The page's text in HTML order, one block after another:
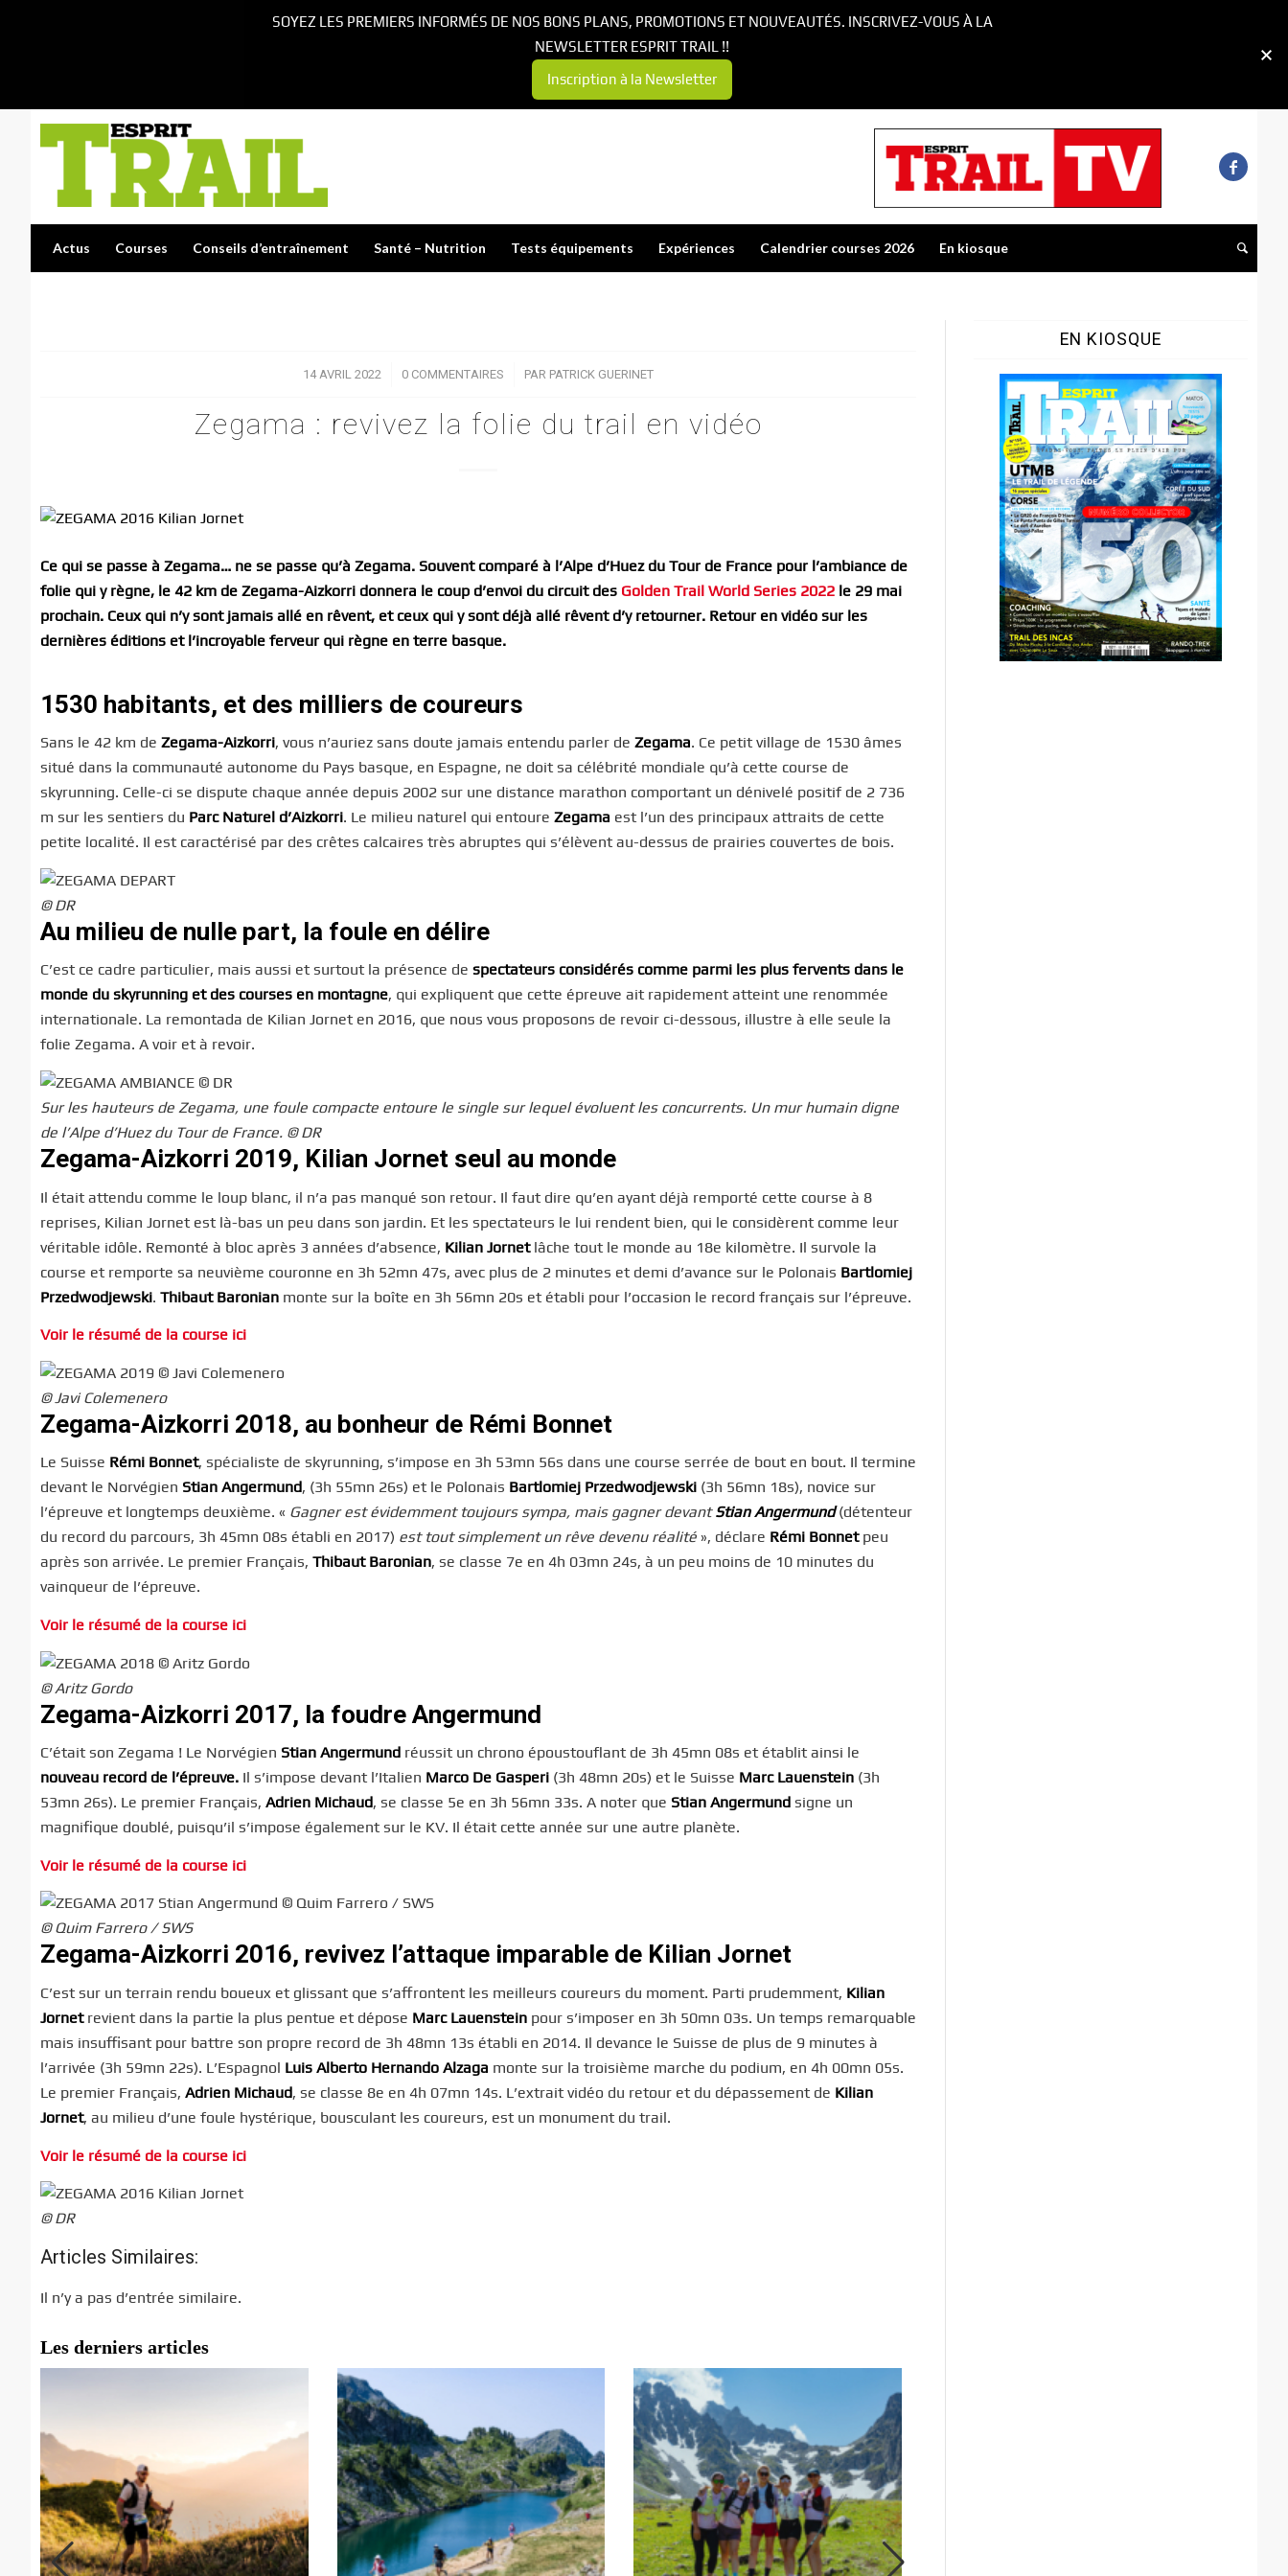
Actus Courses Conseils d’entraînement Santé – Nutrition Tests équipements Expériences Calendrier courses 2026 En kiosque
14 AVRIL 2022
/ 0 COMMENTAIRES
/ PAR PATRICK GUERINET
Zegama : revivez la folie du trail en vidéo
Ce qui se passe à Zegama… ne se passe qu’à Zegama. Souvent comparé à l’Alpe d’Huez du Tour de France pour l’ambiance de
folie qui y règne, le 42 km de Zegama-Aizkorri donnera le coup d’envoi du circuit des Golden Trail World Series 2022 le 29 mai
prochain. Ceux qui n’y sont jamais allé en rêvent, et ceux qui y sont déjà allé rêvent d’y retourner. Retour en vidéo sur les
dernières éditions et l’incroyable ferveur qui règne en terre basque.
1530 habitants, et des milliers de coureurs
Sans le 42 km de Zegama-Aizkorri, vous n’auriez sans doute jamais entendu parler de Zegama. Ce petit village de 1530 âmes
situé dans la communauté autonome du Pays basque, en Espagne, ne doit sa célébrité mondiale qu’à cette course de
skyrunning. Celle-ci se dispute chaque année depuis 2002 sur une distance marathon comportant un dénivelé positif de 2 736
m sur les sentiers du Parc Naturel d’Aizkorri. Le milieu naturel qui entoure Zegama est l’un des principaux attraits de cette
petite localité. Il est caractérisé par des crêtes calcaires très abruptes qui s’élèvent au-dessus de prairies couvertes de bois.
© DR
Au milieu de nulle part, la foule en délire
C’est ce cadre particulier, mais aussi et surtout la présence de spectateurs considérés comme parmi les plus fervents dans le
monde du skyrunning et des courses en montagne, qui expliquent que cette épreuve ait rapidement atteint une renommée
internationale. La remontada de Kilian Jornet en 2016, que nous vous proposons de revoir ci-dessous, illustre à elle seule la
folie Zegama. A voir et à revoir.
Sur les hauteurs de Zegama, une foule compacte entoure le single sur lequel évoluent les concurrents. Un mur humain digne
de l’Alpe d’Huez du Tour de France. © DR
Zegama-Aizkorri 2019, Kilian Jornet seul au monde
Il était attendu comme le loup blanc, il n’a pas manqué son retour. Il faut dire qu’en ayant déjà remporté cette course à 8
reprises, Kilian Jornet est là-bas un peu dans son jardin. Et les spectateurs le lui rendent bien, qui le considèrent comme leur
véritable idôle. Remonté à bloc après 3 années d’absence, Kilian Jornetlâche tout le monde au 18e kilomètre. Il survole la
course et remporte sa neuvième couronne en 3h 52mn 47s, avec plus de 2 minutes et demi d’avance sur le Polonais Bartlomiej
Przedwodjewski. Thibaut Baronian monte sur la boîte en 3h 56mn 20s et établi pour l’occasion le record français sur l’épreuve.
Voir le résumé de la course ici
© Javi Colemenero
Zegama-Aizkorri 2018, au bonheur de Rémi Bonnet
Le Suisse Rémi Bonnet, spécialiste de skyrunning, s’impose en 3h 53mn 56s dans une course serrée de bout en bout. Il termine
devant le Norvégien Stian Angermund, (3h 55mn 26s) et le Polonais Bartlomiej Przedwodjewski (3h 56mn 18s), novice sur
l’épreuve et longtemps deuxième. « Gagner est évidemment toujours sympa, mais gagner devantStian Angermund (détenteur
du record du parcours, 3h 45mn 08s établi en 2017) est tout simplement un rêve devenu réalité », déclare Rémi Bonnetpeu
après son arrivée. Le premier Français, Thibaut Baronian, se classe 7e en 4h 03mn 24s, à un peu moins de 10 minutes du
vainqueur de l’épreuve.
Voir le résumé de la course ici
© Aritz Gordo
Zegama-Aizkorri 2017, la foudre Angermund
C’était son Zegama ! Le Norvégien Stian Angermund réussit un chrono époustouflant de 3h 45mn 08s et établit ainsi le
nouveau record de l’épreuve. Il s’impose devant l’Italien Marco De Gasperi (3h 48mn 20s) et le Suisse Marc Lauenstein (3h
53mn 26s). Le premier Français, Adrien Michaud, se classe 5e en 3h 56mn 33s. A noter que Stian Angermund signe un
magnifique doublé, puisqu’il s’impose également sur le KV. Il était cette année sur une autre planète.
Voir le résumé de la course ici
© Quim Farrero / SWS
Zegama-Aizkorri 2016, revivez l’attaque imparable de Kilian Jornet
C’est sur un terrain rendu boueux et glissant que s’affrontent les meilleurs coureurs du moment. Parti prudemment, Kilian
Jornetrevient dans la partie la plus pentue et dépose Marc Lauenstein pour s’imposer en 3h 50mn 03s. Un temps remarquable
mais insuffisant pour battre son propre record de 3h 48mn 13s établi en 2014. Il devance le Suisse de plus de 9 minutes à
l’arrivée (3h 59mn 22s). L’Espagnol Luis Alberto Hernando Alzaga monte sur la troisième marche du podium, en 4h 00mn 05s.
Le premier Français, Adrien Michaud, se classe 8e en 4h 07mn 14s. L’extrait vidéo du retour et du dépassement de Kilian
Jornet, au milieu d’une foule hystérique, bousculant les coureurs, est un monument du trail.
Voir le résumé de la course ici
© DR
Articles Similaires:
Il n’y a pas d’entrée similaire.
Les derniers articles
EN KIOSQUE
SOYEZ LES PREMIERS INFORMÉS DE NOS BONS PLANS, PROMOTIONS ET NOUVEAUTÉS. INSCRIVEZ-VOUS À LA
NEWSLETTER ESPRIT TRAIL !!
Inscription à la Newsletter